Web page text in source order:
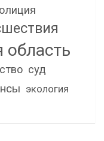
область
суд
экология